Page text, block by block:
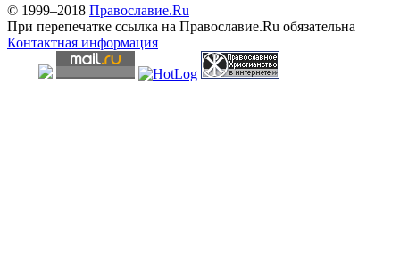
© 1999–2018 Православие.Ru
При перепечатке ссылка на Православие.Ru обязательна
Контактная информация